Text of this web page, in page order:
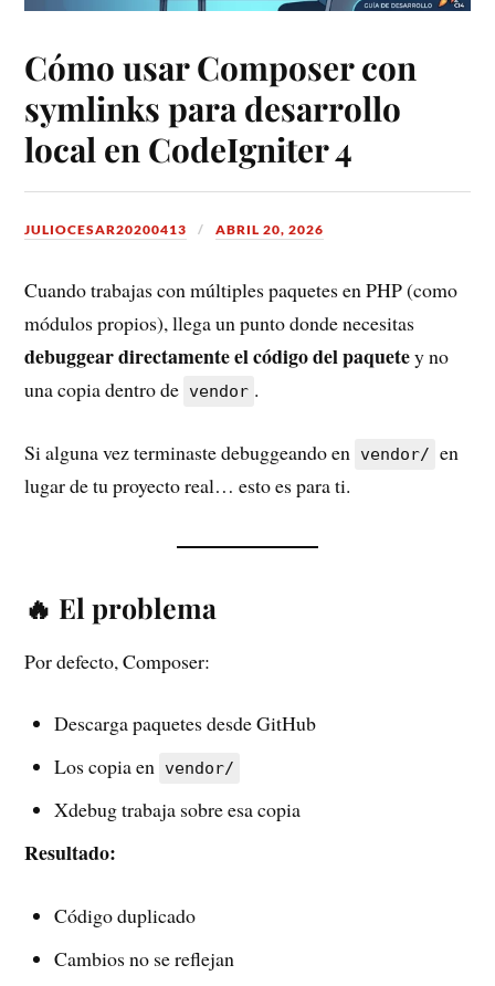
Cómo usar Composer con
symlinks para desarrollo
local en CodeIgniter 4
JULIOCESAR20200413 ABRIL 20, 2026
Cuando trabajas con múltiples paquetes en PHP (como
módulos propios), llega un punto donde necesitas
debuggear directamente el código del paquetey no
una copia dentro de vendor .
Si alguna vez terminaste debuggeando en vendor/ en
lugar de tu proyecto real… esto es para ti.
🔥 El problema
Por defecto, Composer:
Descarga paquetes desde GitHub
Los copia en vendor/
Xdebug trabaja sobre esa copia
Resultado:
Código duplicado
Cambios no se reflejan